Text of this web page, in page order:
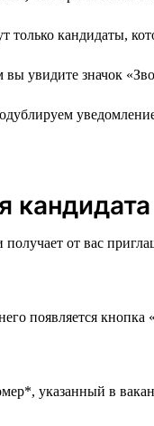
только кандидаты,
увидите значок
кандидата
от вас
появляется кнопка
указанный в